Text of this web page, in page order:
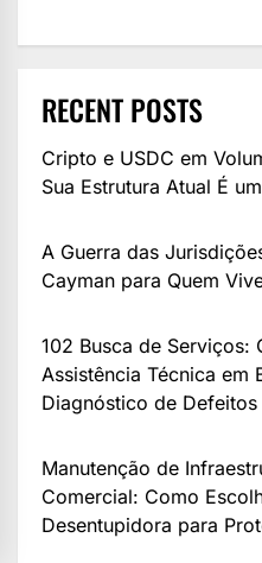
RECENT POSTS
Cripto e USDC em
Sua Estrutura Atual É
A Guerra das
Cayman para Quem
102 Busca de Serviços:
Assistência Técnica em
Diagnóstico de
Manutenção de
Comercial: Como
Desentupidora para